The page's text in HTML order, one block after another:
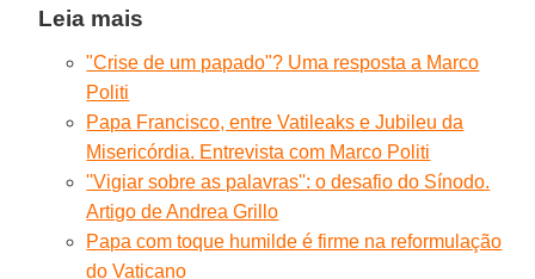
Leia mais
"Crise de um papado"? Uma resposta a Marco
Politi
Papa Francisco, entre Vatileaks e Jubileu da
Misericórdia. Entrevista com Marco Politi
''Vigiar sobre as palavras'': o desafio do Sínodo.
Artigo de Andrea Grillo
Papa com toque humilde é firme na reformulação
do Vaticano